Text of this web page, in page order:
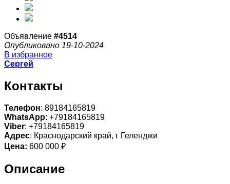
Объявление #4514
Опубликовано 19-10-2024
В избранное
Сергей
Контакты
Телефон: 89184165819
WhatsApp: +79184165819
Viber: +79184165819
Адрес: Краснодарский край, г Геленджи
Цена: 600 000 ₽
Описание